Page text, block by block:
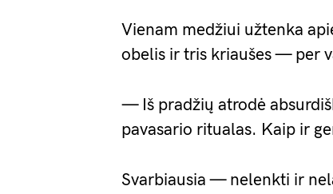
Vienam medžiui užtenka
obelis ir tris kriaušes — per
— Iš pradžių atrodė
pavasario ritualas. Kaip ir
Svarbiausia — nelenkti ir